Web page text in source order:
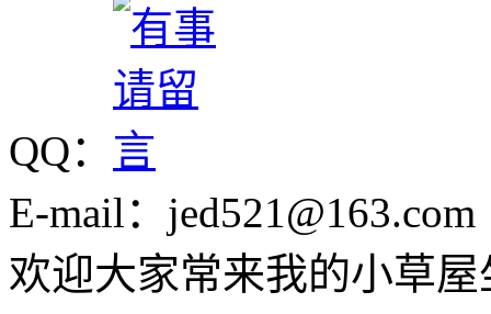
QQ：
E-mail：jed521@163.com
欢迎大家常来我的小草屋